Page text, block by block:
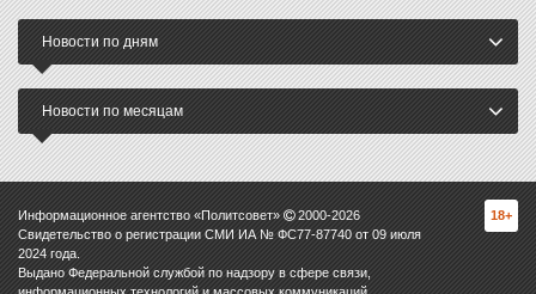
Новости по дням
Новости по месяцам
Информационное агентство «Политсовет» 2000-2026
Свидетельство о регистрации СМИ ИА № ФС77-87740 от 09 июля
2024 года.
Выдано Федеральной службой по надзору в сфере связи,
18+